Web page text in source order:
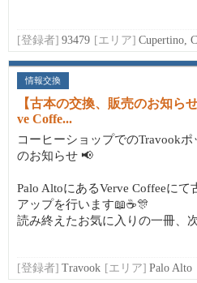
[登録者] 93479 [エリア] Cupertino,
情報交換
【古本の交換、販売のお知ら
ve Coffe...
コーヒーショップでのTravook
のお知らせ 📢
Palo AltoにあるVerve Coffeeにて
アップを行います📖☕🎊
読み終えたお気に入りの一冊、
[登録者] Travook [エリア] Palo Alto